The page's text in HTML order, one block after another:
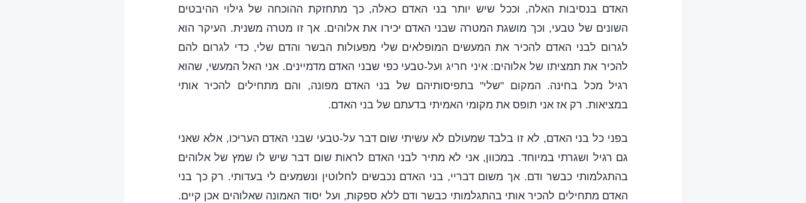
האדם בנסיבות האלה, וככל שיש יותר בני האדם כאלה, כך מתחזקת ההוכחה של גילוי ההיבטים
השונים של טבעי, וכך מושגת המטרה שבני האדם יכירו את אלוהים. אך זו מטרה משנית. העיקר הוא
לגרום לבני האדם להכיר את המעשים המופלאים שלי מפעולות הבשר והדם שלי, כדי לגרום להם
להכיר את תמציתו של אלוהים: איני חריג ועל-טבעי כפי שבני האדם מדמיינים. אני האל המעשי, שהוא
רגיל מכל בחינה. המקום "שלי" בתפיסותיהם של בני האדם מפונה, והם מתחילים להכיר אותי
במציאות. רק אז אני תופס את מקומי האמיתי בדעתם של בני האדם.
בפני כל בני האדם, לא זו בלבד שמעולם לא עשיתי שום דבר על-טבעי שבני האדם העריכו, אלא שאני
גם רגיל ושגרתי במיוחד. במכוון, אני לא מתיר לבני האדם לראות שום דבר שיש לו שמץ של אלוהים
בהתגלמותי כבשר ודם. אך משום דבריי, בני האדם נכבשים לחלוטין ונשמעים לי בעדותי. רק כך בני
האדם מתחילים להכיר אותי בהתגלמותי כבשר ודם ללא ספקות, ועל יסוד האמונה שאלוהים אכן קיים.